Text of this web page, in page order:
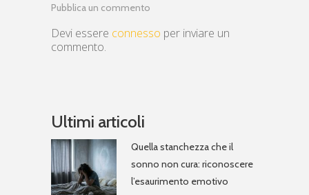
Pubblica un commento
Devi essere connesso per inviare un
commento.
Ultimi articoli
Quella stanchezza che il
sonno non cura: riconoscere
l’esaurimento emotivo